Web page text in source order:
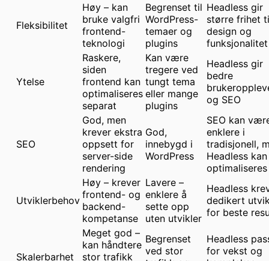
Fleksibilitet
Høy – kan
bruke valgfri
frontend-
teknologi
Begrenset til
WordPress-
temaer og
plugins
Headless gir
større frihet
design og
funksjonalitet
Ytelse
Raskere,
siden
frontend kan
optimaliseres
separat
Kan være
tregere ved
tungt tema
eller mange
plugins
Headless gir
bedre
og SEO
SEO
God, men
krever ekstra
oppsett for
server-side
rendering
God,
innebygd i
WordPress
SEO kan
enklere i
tradisjonell,
Headless kan
optimaliseres
Utviklerbehov
Høy – krever
frontend- og
backend-
kompetanse
Lavere –
enklere å
sette opp
uten utvikler
Headless
dedikert
for beste
Skalerbarhet
Meget god –
kan håndtere
stor trafikk
Begrenset
ved stor
Headless
for vekst og